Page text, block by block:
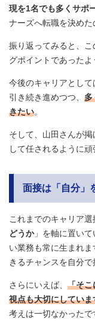
現を1名でも多くサポ
ナーズへ転職を決めた
振り返ってみると、
グポイントであったよ
今後のキャリアとし
引き続き進めつつ、 多
きたい。
そして、山田さんが掲
して任されるように
面接は「自分」
これまでのキャリア選
どうか」を軸に置い
い業務も常に生まれ
きるチャンスを自分で
さらにいえば、 「そこ
視点も大切にしていま
考えは一切なかったで